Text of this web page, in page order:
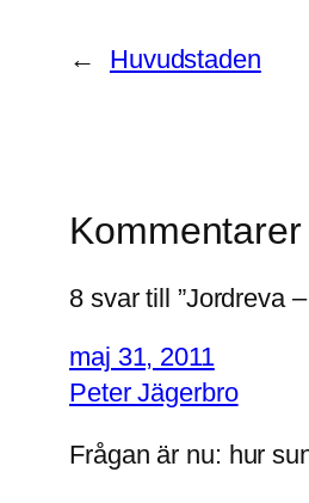
← Huvudstaden
Kommentarer
8 svar till ”Jordreva
maj 31, 2011
Peter Jägerbro
Frågan är nu: hur